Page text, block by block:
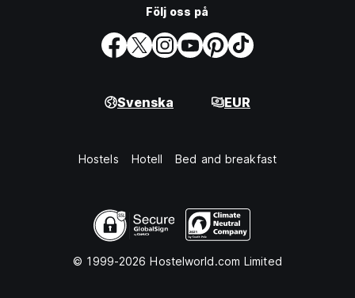
Följ oss på
Svenska EUR
Hostels Hotell Bed and breakfast
© 1999-2026 Hostelworld.com Limited